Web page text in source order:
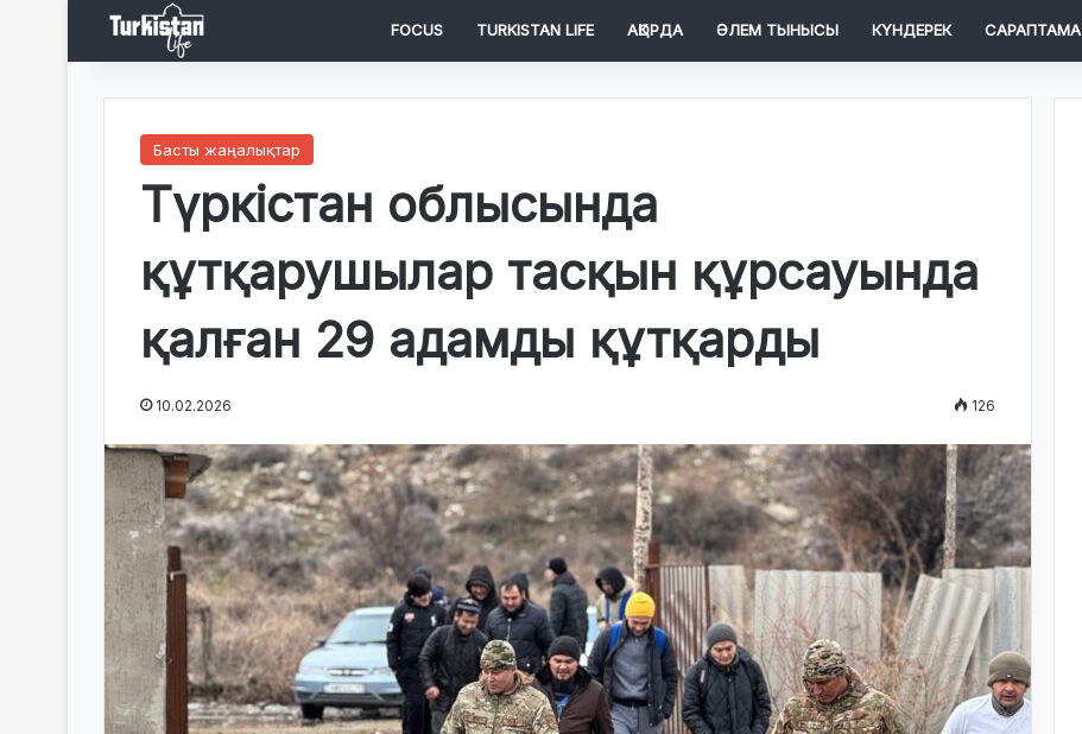
FOCUS TURKISTAN LIFE АҚОРДА ӘЛЕМ ТЫНЫСЫ КҮНДЕРЕК САРАПТАМА
Басты жаңалықтар
Түркістан облысында
құтқарушылар тасқын құрсауында
қалған 29 адамды құтқарды
10.02.2026 126